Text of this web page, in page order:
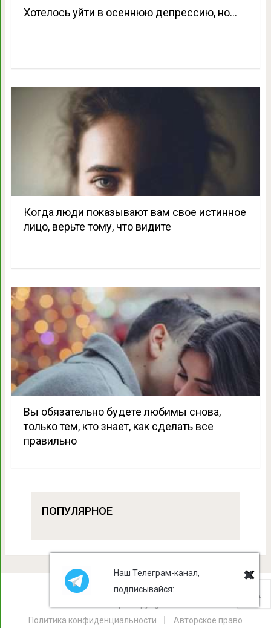
Хотелось уйти в осеннюю депрессию, но…
Когда люди показывают вам свое истинное
лицо, верьте тому, что видите
Вы обязательно будете любимы снова,
только тем, кто знает, как сделать все
правильно
ПОПУЛЯРНОЕ
Политика конфиденциальности
Авторское право
Наш Телеграм-канал,
подписывайся: